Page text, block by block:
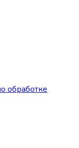
обработке